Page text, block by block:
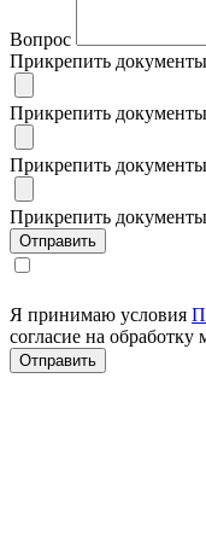
Вопрос
Прикрепить
Прикрепить
Прикрепить
Прикрепить
Я принимаю условия
согласие на